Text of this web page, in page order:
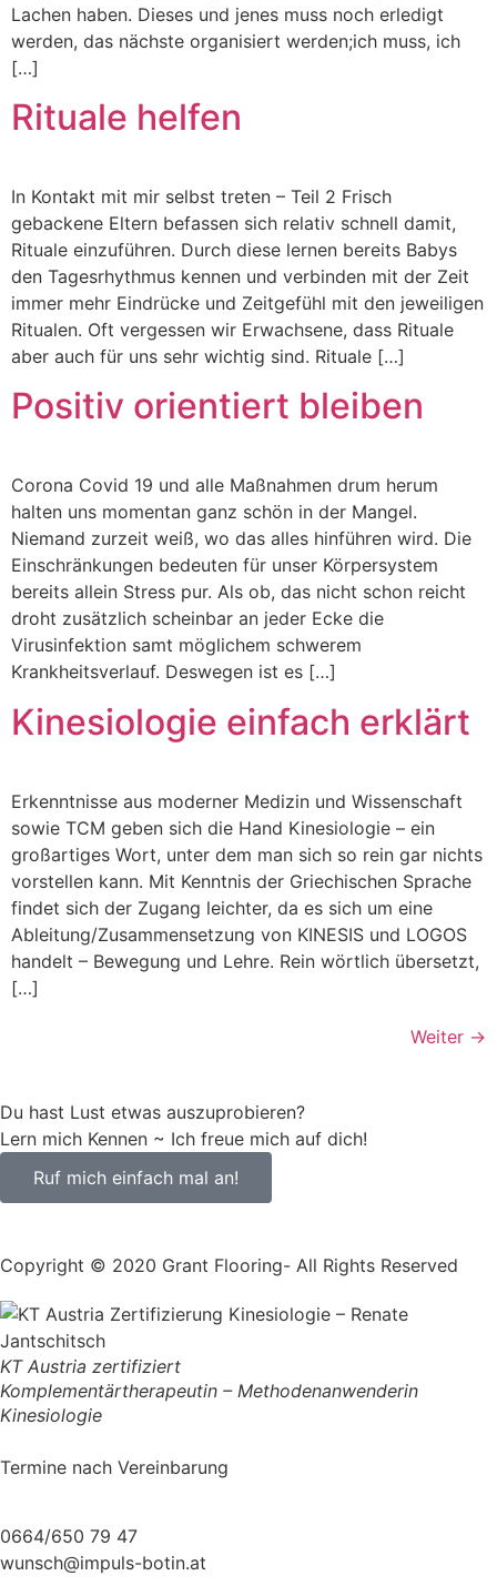
Lachen haben. Dieses und jenes muss noch erledigt
werden, das nächste organisiert werden;ich muss, ich
[…]
Rituale helfen
In Kontakt mit mir selbst treten – Teil 2 Frisch
gebackene Eltern befassen sich relativ schnell damit,
Rituale einzuführen. Durch diese lernen bereits Babys
den Tagesrhythmus kennen und verbinden mit der Zeit
immer mehr Eindrücke und Zeitgefühl mit den jeweiligen
Ritualen. Oft vergessen wir Erwachsene, dass Rituale
aber auch für uns sehr wichtig sind. Rituale […]
Positiv orientiert bleiben
Corona Covid 19 und alle Maßnahmen drum herum
halten uns momentan ganz schön in der Mangel.
Niemand zurzeit weiß, wo das alles hinführen wird. Die
Einschränkungen bedeuten für unser Körpersystem
bereits allein Stress pur. Als ob, das nicht schon reicht
droht zusätzlich scheinbar an jeder Ecke die
Virusinfektion samt möglichem schwerem
Krankheitsverlauf. Deswegen ist es […]
Kinesiologie einfach erklärt
Erkenntnisse aus moderner Medizin und Wissenschaft
sowie TCM geben sich die Hand Kinesiologie – ein
großartiges Wort, unter dem man sich so rein gar nichts
vorstellen kann. Mit Kenntnis der Griechischen Sprache
findet sich der Zugang leichter, da es sich um eine
Ableitung/Zusammensetzung von KINESIS und LOGOS
handelt – Bewegung und Lehre. Rein wörtlich übersetzt,
[…]
Weiter →
Du hast Lust etwas auszuprobieren?
Lern mich Kennen ~ Ich freue mich auf dich!
Ruf mich einfach mal an!
Copyright © 2020 Grant Flooring- All Rights Reserved
KT Austria zertifiziert
Komplementärtherapeutin – Methodenanwenderin
Kinesiologie
Termine nach Vereinbarung
0664/650 79 47
wunsch@impuls-botin.at